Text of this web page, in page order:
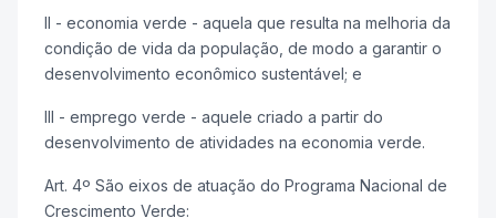
II - economia verde - aquela que resulta na melhoria da
condição de vida da população, de modo a garantir o
desenvolvimento econômico sustentável; e
III - emprego verde - aquele criado a partir do
desenvolvimento de atividades na economia verde.
Art. 4º São eixos de atuação do Programa Nacional de
Crescimento Verde: